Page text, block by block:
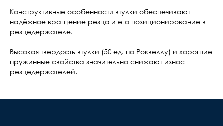
Конструктивные особенности втулки обеспечивают
надёжное вращение резца и его позиционирование в
резцедержателе.
Высокая твердость втулки (50 ед. по Роквеллу) и хорошие
пружинные свойства значительно снижают износ
резцедержателей.